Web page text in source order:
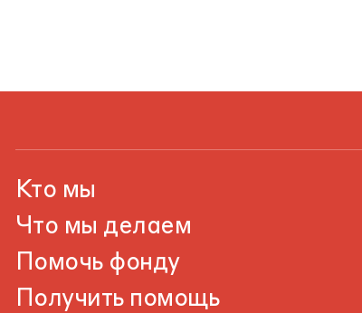
Кто мы
Что мы делаем
Помочь фонду
Получить помощь